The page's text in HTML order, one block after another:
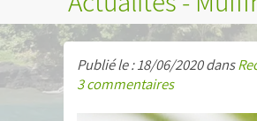
Journal
Bilans
Courbes de
Publié le : 18/06/2020 dans
3 commentaires